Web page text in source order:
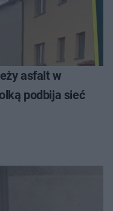
asfalt w
podbija sieć